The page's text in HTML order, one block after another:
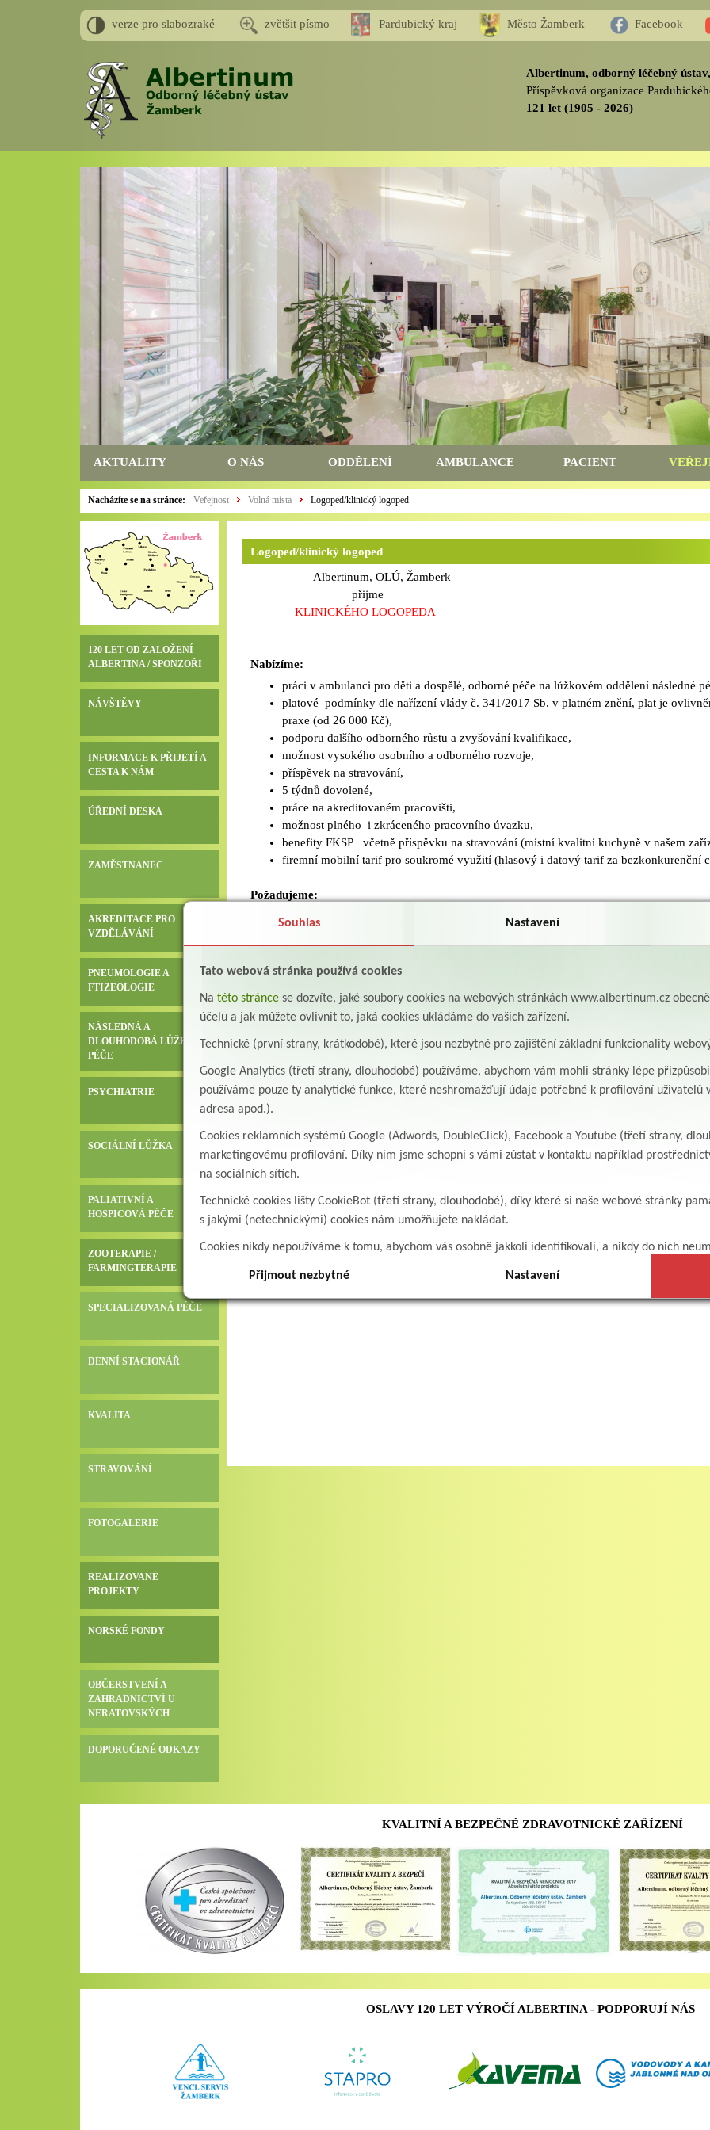
verze pro slabozraké zvětšit písmo Pardubický kraj Město Žamberk Facebook
Albertinum, odborný léčebný
Příspěvková organizace
121 let (1905 - 2026)
AKTUALITY O NÁS ODDĚLENÍ AMBULANCE PACIENT
Nacházíte se na stránce: Veřejnost Volná místa Logoped/klinický logoped
120 LET OD ZALOŽENÍ
ALBERTINA / SPONZOŘI
NÁVŠTĚVY
INFORMACE K PŘIJETÍ A
CESTA K NÁM
ÚŘEDNÍ DESKA
ZAMĚSTNANEC
AKREDITACE PRO
VZDĚLÁVÁNÍ
PNEUMOLOGIE A
FTIZEOLOGIE
NÁSLEDNÁ A
DLOUHODOBÁ LŮŽKOVÁ
PÉČE
PSYCHIATRIE
SOCIÁLNÍ LŮŽKA
PALIATIVNÍ A
HOSPICOVÁ PÉČE
ZOOTERAPIE /
FARMINGTERAPIE
SPECIALIZOVANÁ PÉČE
DENNÍ STACIONÁŘ
KVALITA
STRAVOVÁNÍ
FOTOGALERIE
REALIZOVANÉ
PROJEKTY
NORSKÉ FONDY
OBČERSTVENÍ A
ZAHRADNICTVÍ U
NERATOVSKÝCH
DOPORUČENÉ ODKAZY
Logoped/klinický logoped
Albertinum, OLÚ, Žamberk
přijme
KLINICKÉHO LOGOPEDA
Nabízíme:
práci v ambulanci pro děti a dospělé, odborné péče na lůžkovém oddělení následné
platové podmínky dle nařízení vlády č. 341/2017 Sb. v platném znění, plat je
praxe (od 26 000 Kč),
podporu dalšího odborného růstu a zvyšování kvalifikace,
možnost vysokého osobního a odborného rozvoje,
příspěvek na stravování,
5 týdnů dovolené,
práce na akreditovaném pracovišti,
možnost plného i zkráceného pracovního úvazku,
benefity FKSP včetně příspěvku na stravování (místní kvalitní kuchyně v našem
firemní mobilní tarif pro soukromé využití (hlasový i datový tarif za bezkonkurenční
Požadujeme:
odborná způsobilost k výkonu povolání logopeda dle zákona č. 96/2004 Sb.
náborový příspěvek 40 000 Kč
pracovitost, spolehlivost a odpovědnost,
trestní bezúhonnost,
zdravotní způsobilost.
kontakt: valentova@albertinum-olu.cztel: 725 970 002
KVALITNÍ A BEZPEČNÉ ZDRAVOTNICKÉ ZAŘÍZENÍ
OSLAVY 120 LET VÝROČÍ ALBERTINA - PODPORUJÍ NÁS
Souhlas Nastavení
Tato webová stránka používá cookies
Na této stránce se dozvíte, jaké soubory cookies na webových stránkách www.albertinum.cz
účelu a jak můžete ovlivnit to, jaká cookies ukládáme do vašich zařízení.
Technické (první strany, krátkodobé), které jsou nezbytné pro zajištění základní funkcionality
Google Analytics (třetí strany, dlouhodobé) používáme, abychom vám mohli stránky lépe
používáme pouze ty analytické funkce, které neshromažďují údaje potřebné k profilování uživatelů
adresa apod.).
Cookies reklamních systémů Google (Adwords, DoubleClick), Facebook a Youtube (třetí strany,
marketingovému profilování. Díky nim jsme schopni s vámi zůstat v kontaktu například
na sociálních sítích.
Technické cookies lišty CookieBot (třetí strany, dlouhodobé), díky které si naše webové stránky
s jakými (netechnickými) cookies nám umožňujete nakládat.
Cookies nikdy nepoužíváme k tomu, abychom vás osobně jakkoli identifikovali, a nikdy do nich
Přijmout nezbytné Nastavení